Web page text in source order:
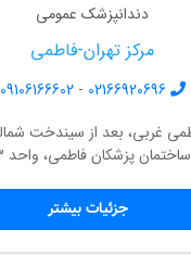
دندانپزشک عمومی
مرکز تهران-فاطمی
02166920696
-
09106166602
ساختمان پزشکان فاطمی، واحد 3
جزئیات بیشتر